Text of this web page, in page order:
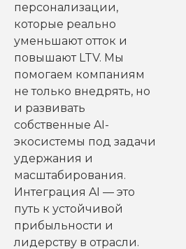
персонализации,
которые реально
уменьшают отток и
повышают LTV. Мы
помогаем компаниям
не только внедрять, но
и развивать
собственные AI-
экосистемы под задачи
удержания и
масштабирования.
Интеграция AI — это
путь к устойчивой
прибыльности и
лидерству в отрасли.